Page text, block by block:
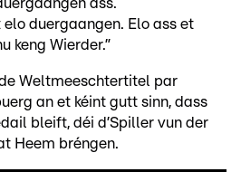
duergaangen. Elo ass et
keng Wierder.”
de Weltmeeschtertitel par
an et kéint gutt sinn, dass
bleift, déi d’Spiller vun der
Heem bréngen.